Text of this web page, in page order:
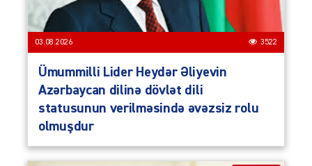
03.08.2026 3522
Ümummilli Lider Heydər Əliyevin
Azərbaycan dilinə dövlət dili
statusunun verilməsində əvəzsiz rolu
olmuşdur